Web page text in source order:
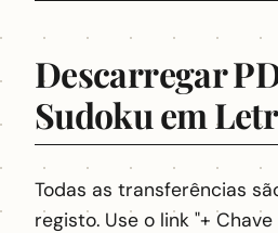
Descarregar
Sudoku em
Todas as transferências
registo. Use o link "+